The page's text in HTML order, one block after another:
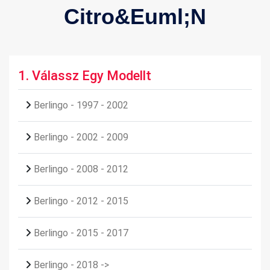
Citro&euml;n
1. Válassz Egy Modellt
Berlingo - 1997 - 2002
Berlingo - 2002 - 2009
Berlingo - 2008 - 2012
Berlingo - 2012 - 2015
Berlingo - 2015 - 2017
Berlingo - 2018 ->